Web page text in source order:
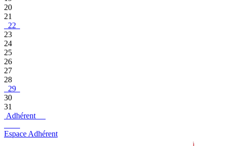
20
21
22
23
24
25
26
27
28
29
30
31
Adhérent
Espace Adhérent